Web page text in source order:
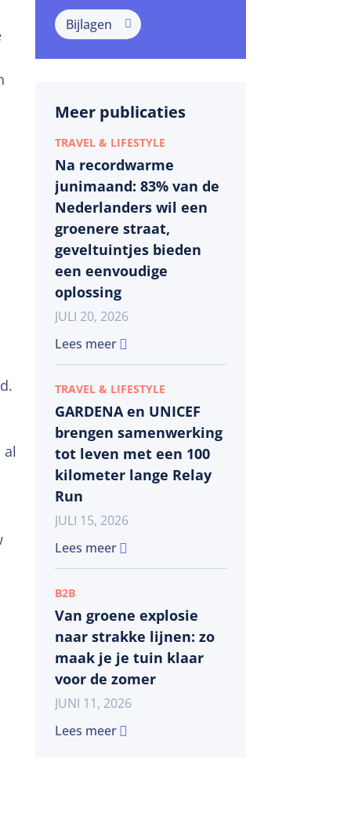
Bijlagen
Meer publicaties
TRAVEL & LIFESTYLE
Na recordwarme
junimaand: 83% van de
Nederlanders wil een
groenere straat,
geveltuintjes bieden
een eenvoudige
oplossing
JULI 20, 2026
Lees meer
TRAVEL & LIFESTYLE
GARDENA en UNICEF
brengen samenwerking
tot leven met een 100
kilometer lange Relay
Run
JULI 15, 2026
Lees meer
B2B
Van groene explosie
naar strakke lijnen: zo
maak je je tuin klaar
voor de zomer
JUNI 11, 2026
Lees meer